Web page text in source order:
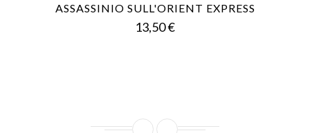
ASSASSINIO SULL'ORIENT EXPRESS
13,50 €Prezzo